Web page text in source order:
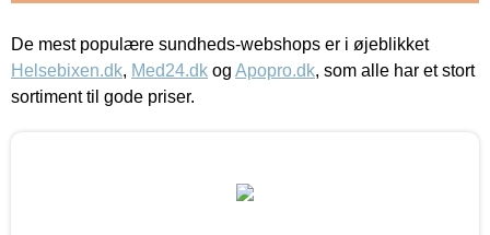
De mest populære sundheds-webshops er i øjeblikket
Helsebixen.dk, Med24.dk og Apopro.dk, som alle har et stort
sortiment til gode priser.